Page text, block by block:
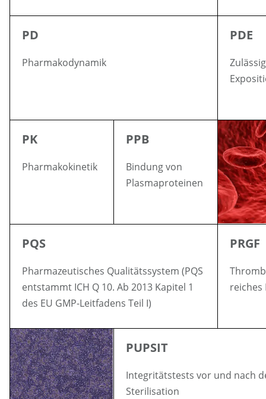
PD
Pharmakodynamik
PDE
PK
Pharmakokinetik
PPB
Bindung von
Plasmaproteinen
PQS
Pharmazeutisches Qualitätssystem (PQS
entstammt ICH Q 10. Ab 2013 Kapitel 1
des EU GMP-Leitfadens Teil I)
PRGF
reiches
PUPSIT
Integritätstests vor und nach
Sterilisation